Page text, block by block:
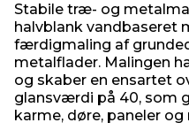
Stabile træ- og
halvblank vandbaseret
færdigmaling af
metalflader. Malingen
og skaber en ensartet
glansværdi på 40, som
karme, døre, paneler og